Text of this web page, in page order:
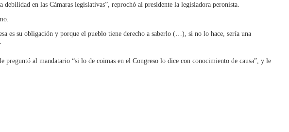
en las Cámaras legislativas”, reprochó al presidente la legisladora peronista.
es su obligación y porque el pueblo tiene derecho a saberlo (…), si no lo hace, sería una
al mandatario “si lo de coimas en el Congreso lo dice con conocimiento de causa”, y le